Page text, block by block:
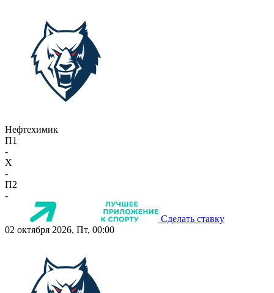
Нефтехимик
П1
-
X
-
П2
-
Сделать ставку
02 октября 2026, Пт, 00:00